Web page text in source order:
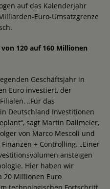
auf das Kalenderjahr
Euro-Umsatzgrenze
120 auf 160 Millionen
Geschäftsjahr in
Euro investiert, der
„Für das
Deutschland Investitionen
sagt Martin Dallmeier,
von Marco Mescoli und
+ Controlling. „Einer
ansteigen
Hier haben wir
20 Millionen Euro
technologischen Fortschritt